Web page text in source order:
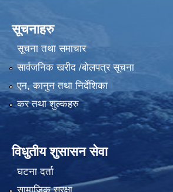
सूचनाहरु
सूचना तथा समाचार
सार्वजनिक खरीद /बोलपत्र सूचना
एन, कानुन तथा निर्देशिका
कर तथा शुल्कहरु
विधुतीय शुसासन सेवा
घटना दर्ता